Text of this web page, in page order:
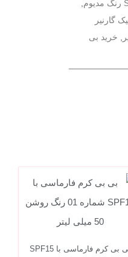
گارنیر
خرید بی
بی بی کرم فارماسی با SPF15